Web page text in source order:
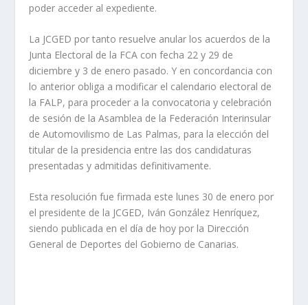
poder acceder al expediente.
La JCGED por tanto resuelve anular los acuerdos de la
Junta Electoral de la FCA con fecha 22 y 29 de
diciembre y 3 de enero pasado. Y en concordancia con
lo anterior obliga a modificar el calendario electoral de
la FALP, para proceder a la convocatoria y celebración
de sesión de la Asamblea de la Federación Interinsular
de Automovilismo de Las Palmas, para la elección del
titular de la presidencia entre las dos candidaturas
presentadas y admitidas definitivamente.
Esta resolución fue firmada este lunes 30 de enero por
el presidente de la JCGED, Iván González Henríquez,
siendo publicada en el día de hoy por la Dirección
General de Deportes del Gobierno de Canarias.